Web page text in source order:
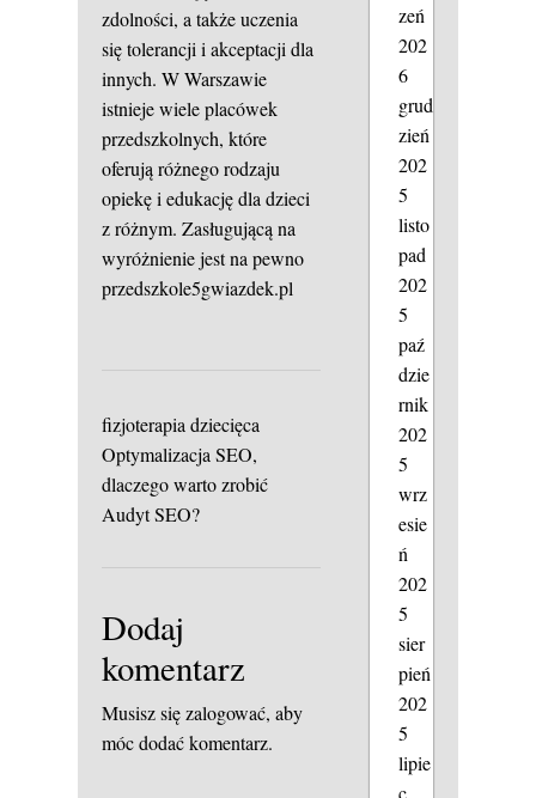
zdolności, a także uczenia
się tolerancji i akceptacji dla
innych. W Warszawie
istnieje wiele placówek
przedszkolnych, które
oferują różnego rodzaju
opiekę i edukację dla dzieci
z różnym. Zasługującą na
wyróżnienie jest na pewno
przedszkole5gwiazdek.pl
fizjoterapia dziecięca
Optymalizacja SEO,
dlaczego warto zrobić
Audyt SEO?
Dodaj
komentarz
Musisz sięzalogować, aby
móc dodać komentarz.
zeń
202
6
grud
zień
202
5
listo
pad
202
5
paź
dzie
rnik
202
5
wrz
esie
ń
202
5
sier
pień
202
5
lipie
c